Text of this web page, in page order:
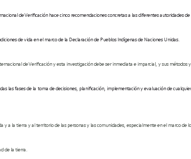
de Verificación hace cinco recomendaciones concretas a las diferentes autoridades
de vida en el marco de la Declaración de Pueblos Indígenas de Naciones Unidas.
de Verificación y esta investigación debe ser inmediata e imparcial, y sus métodos
las fases de la toma de decisiones, planificación, implementación y evaluación de
y a la tierra y al territorio de las personas y las comunidades, especialmente en el marco de
de la tierra.